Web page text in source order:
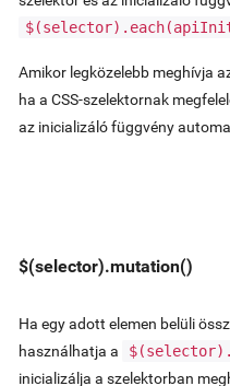
Amikor legközelebb meghívja
ha a CSS-szelektornak
az inicializáló függvény
$(selector).mutation()
Ha egy adott elemen belüli
használhatja a
inicializálja a szelektorban